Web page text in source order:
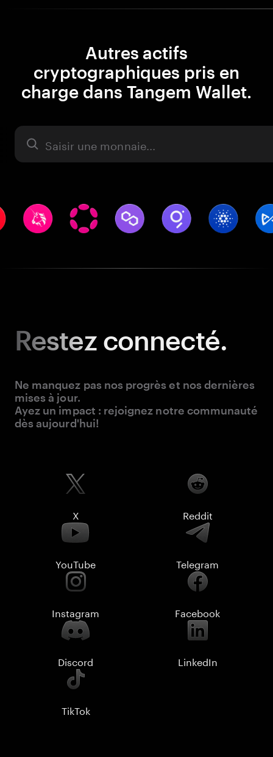
Autres actifs
cryptographiques pris en
charge dans Tangem Wallet.
Actifs
Restezconnecté.
Ne manquez pas nos progrès et nos dernières
mises à jour.
Ayez un impact : rejoignez notre communauté
dès aujourd'hui!
X Reddit
YouTube Telegram
Instagram Facebook
Discord LinkedIn
TikTok